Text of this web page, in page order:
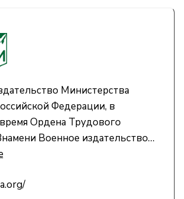
Министерства
Федерации, в
Ордена Трудового
Военное издательство
обороны СССР — одно из
издательств.